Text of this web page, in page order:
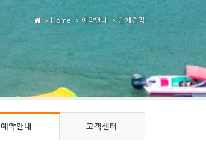
Home 예약안내 단체견적
예약안내 고객센터